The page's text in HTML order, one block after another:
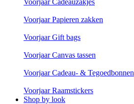
Voorjaar Cadeauzakjes
Voorjaar Papieren zakken
Voorjaar Gift bags
Voorjaar Canvas tassen
Voorjaar Cadeau- & Tegoedbonnen
Voorjaar Raamstickers
Shop by look